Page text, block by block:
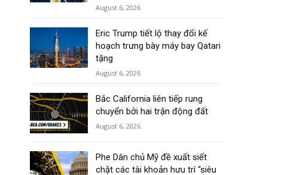
August 6, 2026
Eric Trump tiết lộ thay đổi kế
hoạch trưng bày máy bay Qatari
tặng
August 6, 2026
Bắc California liên tiếp rung
chuyển bởi hai trận động đất
August 6, 2026
Phe Dân chủ Mỹ đề xuất siết
chặt các tài khoản hưu trí “siêu